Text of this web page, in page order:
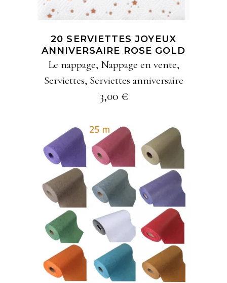
20 SERVIETTES JOYEUX
ANNIVERSAIRE ROSE GOLD
Le nappage, Nappage en vente,
Serviettes, Serviettes anniversaire
3,00 €
AJOUTER À MA
SÉLECTION